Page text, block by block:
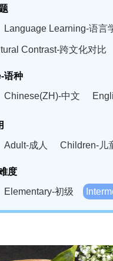
Language Learning-语言
Contrast-跨文化对比
语种
Chinese(ZH)-中文
马来语
斯瓦西里语
Adult-成人 Children-儿
度
Elementary-初级